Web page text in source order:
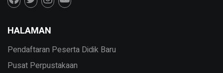
HALAMAN
Pendaftaran Peserta Didik Baru
Pusat Perpustakaan